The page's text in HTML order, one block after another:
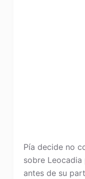
Pía decide no
sobre
antes de su